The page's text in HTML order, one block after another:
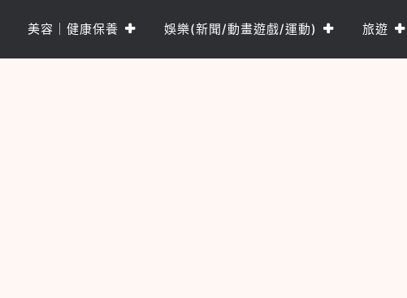
美容｜健康保養 娛樂(新聞/動畫遊戲/運動) 旅遊